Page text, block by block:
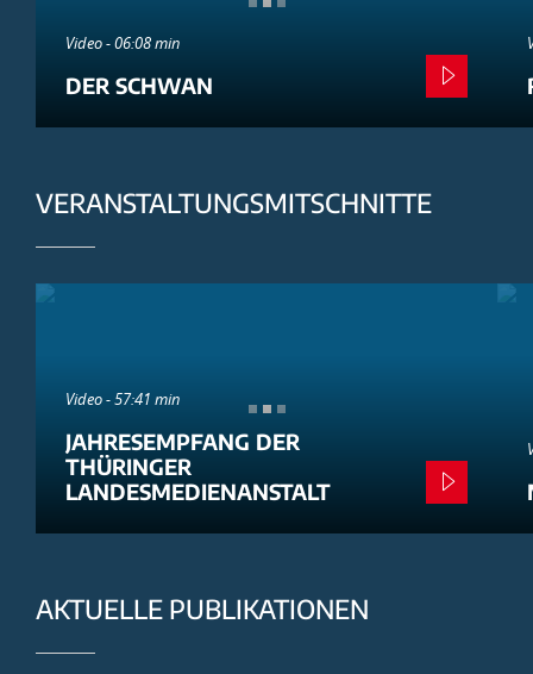
Video - 06:08 min
DER SCHWAN
VERANSTALTUNGSMITSCHNITTE
Video - 57:41 min
JAHRESEMPFANG DER
THÜRINGER
LANDESMEDIENANSTALT
AKTUELLE PUBLIKATIONEN